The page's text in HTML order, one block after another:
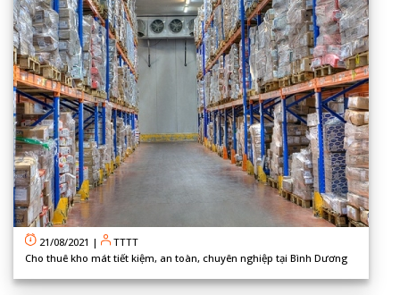
21/08/2021 |
TTTT
Cho thuê kho mát tiết kiệm, an toàn, chuyên nghiệp tại Bình Dương